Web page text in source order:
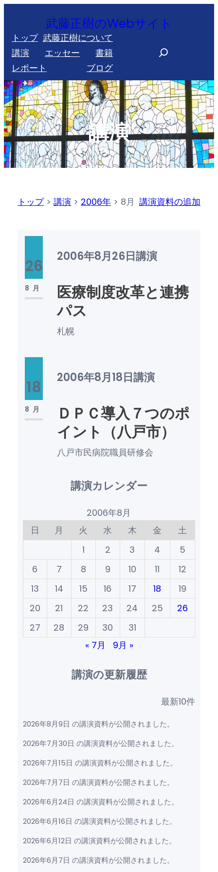
を
ス
キ
ッ
プ
武藤正樹のWebサイト
トップ 武藤正樹について
講演
エッセー
書籍
レポート
ブログ
r
c
h
講演
トップ> 講演 > 2006年 > 8月 講演資料の追加
26
8月
2006年8月26日講演
医療制度改革と連携
パス
札幌
18
8月
2006年8月18日講演
ＤＰＣ導入７つのポ
イント（八戸市）
八戸市民病院職員研修会
講演カレンダー
2006年8月
日
月 火 水 木 金
土
1
2 3 4
5
6
7 8 9 10 11
12
13
14 15 16 17 18
19
20
21 22 23 24 25
26
27
28 29 30
31
« 7月
9月 »
講演の更新履歴
最新10件
2026年8月9日 の講演資料が公開されました。
2026年7月30日 の講演資料が公開されました。
2026年7月15日 の講演資料が公開されました。
2026年7月7日 の講演資料が公開されました。
2026年6月24日 の講演資料が公開されました。
2026年6月16日 の講演資料が公開されました。
2026年6月12日 の講演資料が公開されました。
2026年6月7日 の講演資料が公開されました。